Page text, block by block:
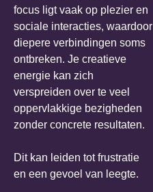
focus ligt vaak op plezier en
sociale interacties, waardoor
diepere verbindingen soms
ontbreken. Je creatieve
energie kan zich
verspreiden over te veel
oppervlakkige bezigheden
zonder concrete resultaten.
Dit kan leiden tot frustratie
en een gevoel van leegte.